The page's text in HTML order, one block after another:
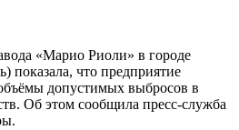
«Марио Риоли» в городе
показала, что предприятие
допустимых выбросов в
Об этом сообщила пресс-служба